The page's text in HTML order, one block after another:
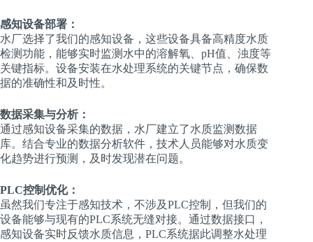
感知设备部署：
水厂选择了我们的感知设备，这些设备具备高精度水质
检测功能，能够实时监测水中的溶解氧、pH值、浊度等
关键指标。设备安装在水处理系统的关键节点，确保数
据的准确性和及时性。
数据采集与分析：
通过感知设备采集的数据，水厂建立了水质监测数据
库。结合专业的数据分析软件，技术人员能够对水质变
化趋势进行预测，及时发现潜在问题。
PLC控制优化：
虽然我们专注于感知技术，不涉及PLC控制，但我们的
设备能够与现有的PLC系统无缝对接。通过数据接口，
感知设备实时反馈水质信息，PLC系统据此调整水处理